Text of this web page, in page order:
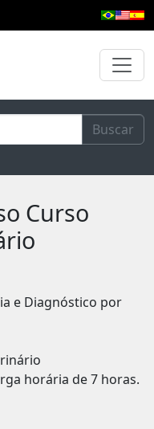
Buscar
Curso
e Diagnóstico por
horária de 7 horas.